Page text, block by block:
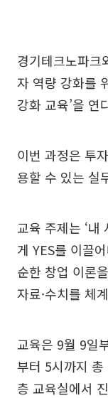
경기테크노파크
자 역량 강화를
강화 교육’을 연
이번 과정은 투
용할 수 있는 실
교육 주제는 ‘내
게 YES를 이끌
순한 창업 이론
자료·수치를 체
교육은 9월 9일
부터 5시까지
층 교육실에서